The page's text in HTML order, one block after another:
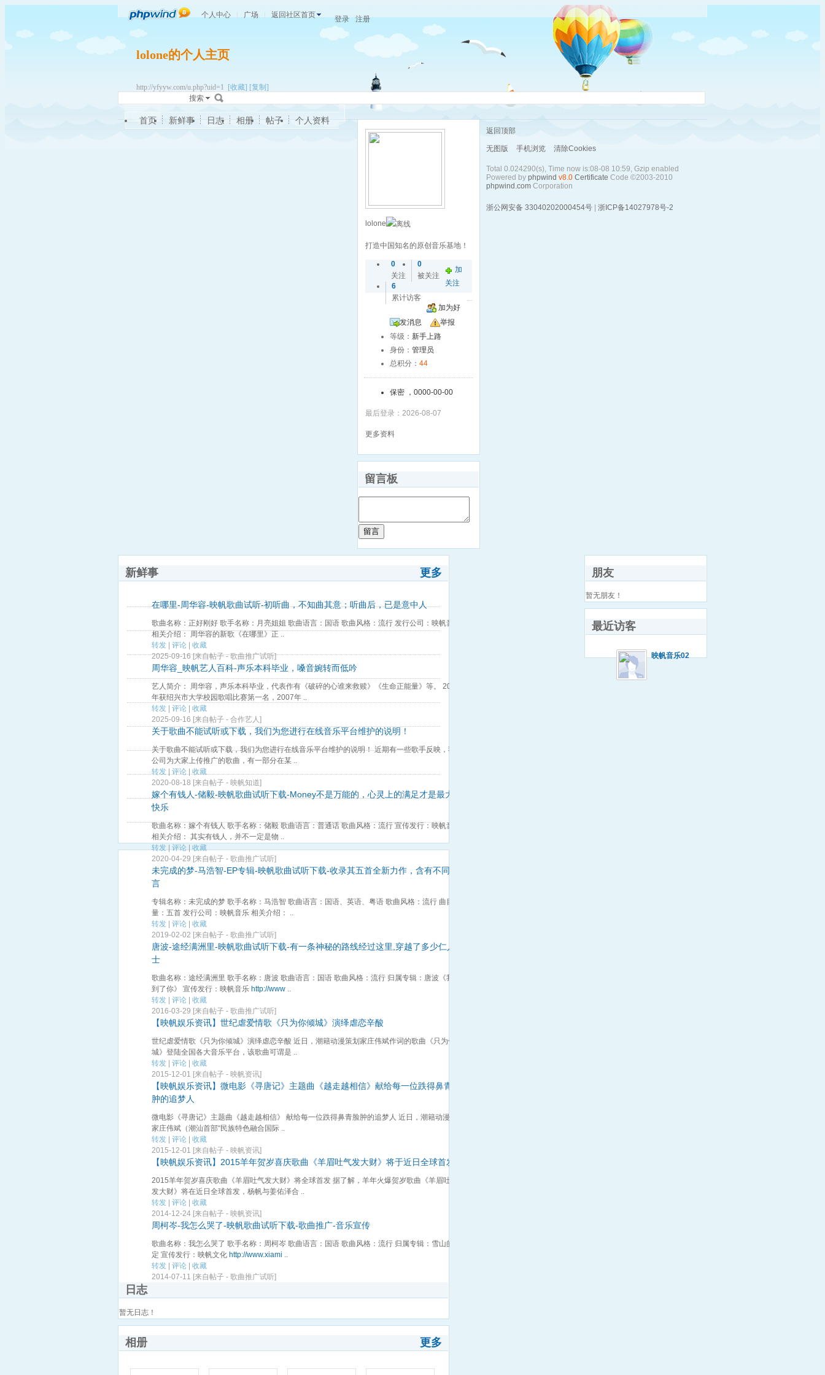
个人中心 广场 返回社区首页 登录 注册
lolone的个人主页
http://yfyyw.com/u.php?uid=1 [收藏] [复制]
搜索
首页 新鲜事 日志 相册 帖子 个人资料
lolone
打造中国知名的原创音乐基地！
0
关注
0
被关注
6
累计访客
加
关注
加为好
友
发消息
举报
等级： 新手上路
身份： 管理员
总积分： 44
保密 ，0000-00-00
最后登录：2026-08-07
更多资料
留言板
留言
更多
新鲜事
在哪里-周华容-映帆歌曲试听-初听曲，不知曲其意；听曲后，已是意中人
歌曲名称：正好刚好 歌手名称：月亮姐姐 歌曲语言：国语 歌曲风格：流行 发行公司：映帆音乐
相关介绍： 周华容的新歌《在哪里》正 ..
转发 | 评论 | 收藏
2025-09-16 [来自帖子 -歌曲推广试听]
周华容_映帆艺人百科-声乐本科毕业，嗓音婉转而低吟
艺人简介： 周华容，声乐本科毕业，代表作有《破碎的心谁来救赎》《生命正能量》等。 2005
年获绍兴市大学校园歌唱比赛第一名，2007年 ..
转发 | 评论 | 收藏
2025-09-16 [来自帖子 - 合作艺人 ]
关于歌曲不能试听或下载，我们为您进行在线音乐平台维护的说明！
关于歌曲不能试听或下载，我们为您进行在线音乐平台维护的说明！ 近期有一些歌手反映，我们
公司为大家上传推广的歌曲，有一部分在某 ..
转发 | 评论 | 收藏
2020-08-18 [来自帖子 - 映帆知道]
嫁个有钱人-储毅-映帆歌曲试听下载-Money不是万能的，心灵上的满足才是最大的
快乐
歌曲名称：嫁个有钱人 歌手名称：储毅 歌曲语言：普通话 歌曲风格：流行 宣传发行：映帆音乐
相关介绍： 其实有钱人，并不一定是物 ..
转发 | 评论 | 收藏
2020-04-29 [来自帖子 - 歌曲推广试听]
未完成的梦-马浩智-EP专辑-映帆歌曲试听下载-收录其五首全新力作，含有不同语
言
专辑名称：未完成的梦 歌手名称：马浩智 歌曲语言：国语、英语、粤语 歌曲风格：流行 曲目数
量：五首 发行公司：映帆音乐 相关介绍： ..
转发 | 评论 | 收藏
2019-02-02 [来自帖子 - 歌曲推广试听]
唐波-途经满洲里-映帆歌曲试听下载-有一条神秘的路线经过这里,穿越了多少仁人志
士
歌曲名称：途经满洲里 歌手名称：唐波 歌曲语言：国语 歌曲风格：流行 归属专辑：唐波《我看
到了你》 宣传发行：映帆音乐 http://www
转发 | 评论 | 收藏
2016-03-29 [来自帖子 - 歌曲推广试听]
【映帆娱乐资讯】世纪虐爱情歌《只为你倾城》演绎虐恋辛酸
世纪虐爱情歌《只为你倾城》演绎虐恋辛酸 近日，潮籍动漫策划家庄伟斌作词的歌曲《只为你倾
城》登陆全国各大音乐平台，该歌曲可谓是 ..
转发 | 评论 | 收藏
2015-12-01 [来自帖子 - 映帆资讯]
【映帆娱乐资讯】微电影《寻唐记》主题曲《越走越相信》献给每一位跌得鼻青脸
肿的追梦人
微电影《寻唐记》主题曲《越走越相信》 献给每一位跌得鼻青脸肿的追梦人 近日，潮籍动漫策划
家庄伟斌（潮汕首部“民族特色融合国际 ..
转发 | 评论 | 收藏
2015-12-01 [来自帖子 - 映帆资讯]
【映帆娱乐资讯】2015羊年贺岁喜庆歌曲《羊眉吐气发大财》将于近日全球首发
2015羊年贺岁喜庆歌曲《羊眉吐气发大财》将全球首发 据了解，羊年火爆贺岁歌曲《羊眉吐气
发大财》将在近日全球首发，杨帆与姜佑泽合 ..
转发 | 评论 | 收藏
2014-12-24 [来自帖子 - 映帆资讯]
周柯岑-我怎么哭了-映帆歌曲试听下载-歌曲推广-音乐宣传
歌曲名称：我怎么哭了 歌手名称：周柯岑 歌曲语言：国语 歌曲风格：流行 归属专辑：雪山的约
定 宣传发行：映帆文化 http://www.xiami
转发 | 评论 | 收藏
2014-07-11 [来自帖子 - 歌曲推广试听]
日志
暂无日志！
更多
相册
朋友
暂无朋友！
最近访客
映帆音乐02
返回顶部
无图版 手机浏览 清除Cookies
Total 0.024290(s), Time now is:08-08 10:59, Gzip enabled
Powered by phpwind v8.0 Certificate Code ©2003-2010
phpwind.com Corporation
浙公网安备 33040202000454号 浙ICP备14027978号-2